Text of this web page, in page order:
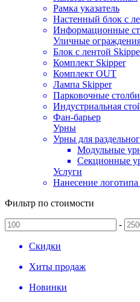
Рамка указатель
Настенный блок с
Информационные
Уличные
Блок с лентой
Комплект Skipper
Комплект OUT
Лампа Skipper
Парковочные
Индустриальная
Фан-барьер
Урны
Урны для
Модульные
Секционные
Услуги
Нанесение логотипа
Фильтр по стоимости
-
Скидки
Хиты продаж
Новинки